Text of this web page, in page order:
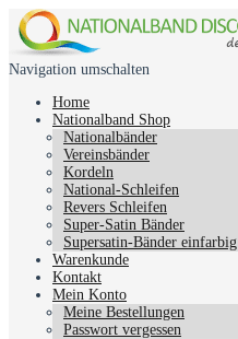
Navigation umschalten
Home
Nationalband Shop
Nationalbänder
Vereinsbänder
Kordeln
National-Schleifen
Revers Schleifen
Super-Satin Bänder
Supersatin-Bänder einfarbig
Warenkunde
Kontakt
Mein Konto
Meine Bestellungen
Passwort vergessen